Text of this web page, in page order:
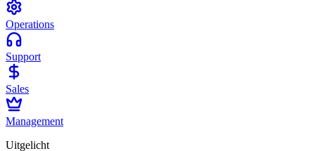
Operations
Support
Sales
Management
Uitgelicht